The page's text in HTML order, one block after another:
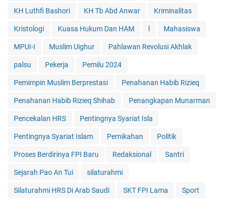
KH Luthfi Bashori KH Tb Abd Anwar Kriminalitas
Kristologi Kuasa Hukum Dan HAM Mahasiswa
MPUI-I Muslim Uighur Pahlawan Revolusi Akhlak
palsu Pekerja Pemilu 2024
Pemimpin Muslim Berprestasi Penahanan Habib Rizieq
Penahanan Habib Rizieq Shihab Penangkapan Munarman
Pencekalan HRS Pentingnya Syariat Isla
Pentingnya Syariat Islam Pernikahan Politik
Proses Berdirinya FPI Baru Redaksional Santri
Sejarah Pao An Tui silaturahmi
Silaturahmi HRS Di Arab Saudi SKT FPI Lama Sport